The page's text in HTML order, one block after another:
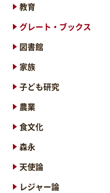
教育
グレート・ブックス
図書館
家族
子ども研究
農業
食文化
森永
天使論
レジャー論